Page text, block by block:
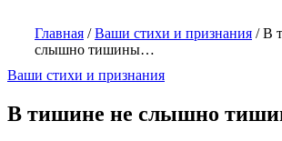
Главная /Ваши стихи и признания /В
слышно тишины…
Ваши стихи и признания
В тишине не слышно